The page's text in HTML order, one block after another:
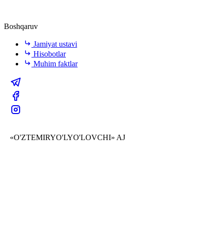
Boshqaruv
Jamiyat ustavi
Hisobotlar
Muhim faktlar
«O'ZTEMIRYO'LYO'LOVCHI» AJ